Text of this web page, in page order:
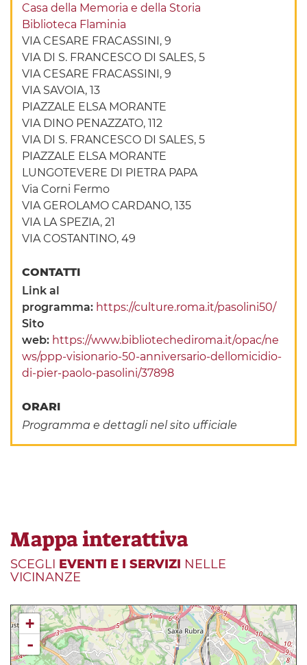
Casa della Memoria e della Storia
Biblioteca Flaminia
VIA CESARE FRACASSINI, 9
VIA DI S. FRANCESCO DI SALES, 5
VIA CESARE FRACASSINI, 9
VIA SAVOIA, 13
PIAZZALE ELSA MORANTE
VIA DINO PENAZZATO, 112
VIA DI S. FRANCESCO DI SALES, 5
PIAZZALE ELSA MORANTE
LUNGOTEVERE DI PIETRA PAPA
Via Corni Fermo
VIA GEROLAMO CARDANO, 135
VIA LA SPEZIA, 21
VIA COSTANTINO, 49
CONTATTI
Link al
programma: https://culture.roma.it/pasolini50/
Sito
web: https://www.bibliotechediroma.it/opac/ne
ws/ppp-visionario-50-anniversario-dellomicidio-
di-pier-paolo-pasolini/37898
ORARI
Programma e dettagli nel sito ufficiale
Mappa interattiva
SCEGLI EVENTI E I SERVIZI NELLE
VICINANZE
+
-